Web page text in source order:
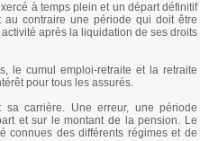
à temps plein et un départ définitif
au contraire une période qui doit être
après la liquidation de ses droits
le cumul emploi-retraite et la retraite
pour tous les assurés.
carrière. Une erreur, une période
et sur le montant de la pension. Le
connues des différents régimes et de